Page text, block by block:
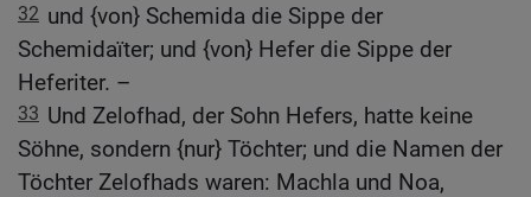
32 und {von} Schemida die Sippe der
Schemidaïter; und {von} Hefer die Sippe der
Heferiter. –
33 Und Zelofhad, der Sohn Hefers, hatte keine
Söhne, sondern {nur} Töchter; und die Namen der
Töchter Zelofhads waren: Machla und Noa,